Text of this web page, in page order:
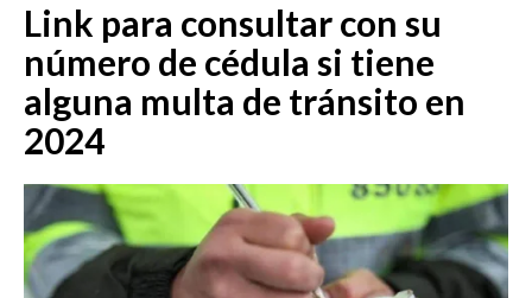
EMISIÓN 12:30 PM
EMISIÓN 7:00 PM
EMISIÓN 11:30 PM
Link para consultar con su
número de cédula si tiene
alguna multa de tránsito en
2024